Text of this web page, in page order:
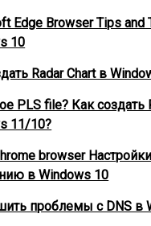
Edge Browser Tips and
10
Radar Chart в
PLS file? Как создать
11/10?
browser
в Windows 10
проблемы с DNS в